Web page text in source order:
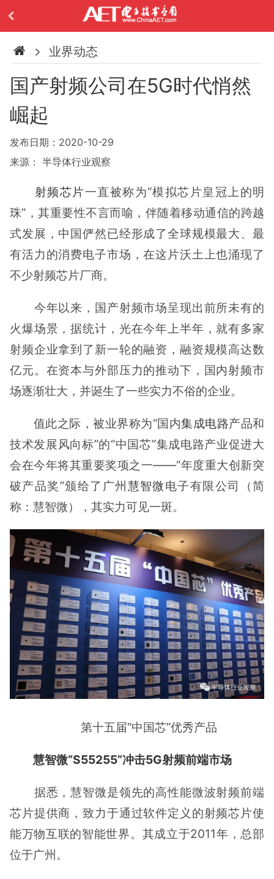
业界动态
国产射频公司在5G时代悄然
崛起
发布日期：2020-10-29
来源： 半导体行业观察
射频芯片一直被称为“模拟芯片皇冠上的明
珠”，其重要性不言而喻，伴随着移动通信的跨越
式发展，中国俨然已经形成了全球规模最大、最
有活力的消费电子市场，在这片沃土上也涌现了
不少射频芯片厂商。
今年以来，国产射频市场呈现出前所未有的
火爆场景，据统计，光在今年上半年，就有多家
射频企业拿到了新一轮的融资，融资规模高达数
亿元。在资本与外部压力的推动下，国内射频市
场逐渐壮大，并诞生了一些实力不俗的企业。
值此之际，被业界称为“国内集成电路产品和
技术发展风向标”的“中国芯”集成电路产业促进大
会在今年将其重要奖项之一——“年度重大创新突
破产品奖”颁给了广州慧智微电子有限公司（简
称：慧智微），其实力可见一斑。
第十五届“中国芯”优秀产品
慧智微“S55255”冲击5G射频前端市场
据悉，慧智微是领先的高性能微波射频前端
芯片提供商，致力于通过软件定义的射频芯片使
能万物互联的智能世界。其成立于2011年，总部
位于广州。